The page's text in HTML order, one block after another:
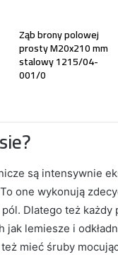
Ząb brony polowej
prosty M20x210 mm
stalowy 1215/04-
001/0
są intensywnie
one wykonują
Dlatego też
lemiesze i
mieć śruby